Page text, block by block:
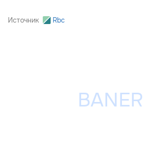
Источник Rbc